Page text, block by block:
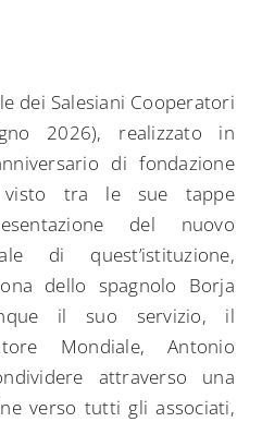
dei Salesiani Cooperatori
2026), realizzato in
di fondazione
visto tra le sue tappe
del nuovo
di quest’istituzione,
dello spagnolo Borja
il suo servizio, il
Mondiale, Antonio
attraverso una
verso tutti gli associati,